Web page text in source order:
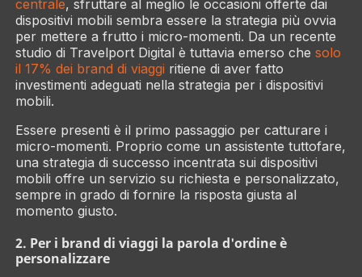
centrale, sfruttare al meglio le occasioni offerte dai
dispositivi mobili sembra essere la strategia più ovvia
per mettere a frutto i micro-momenti. Da un recente
studio di Travelport Digital è tuttavia emerso che solo
il 17% dei brand di viaggi ritiene di aver fatto
investimenti adeguati nella strategia per i dispositivi
mobili.
Essere presenti è il primo passaggio per catturare i
micro-momenti. Proprio come un assistente tuttofare,
una strategia di successo incentrata sui dispositivi
mobili offre un servizio su richiesta e personalizzato,
sempre in grado di fornire la risposta giusta al
momento giusto.
2. Per i brand di viaggi la parola d'ordine è
personalizzare